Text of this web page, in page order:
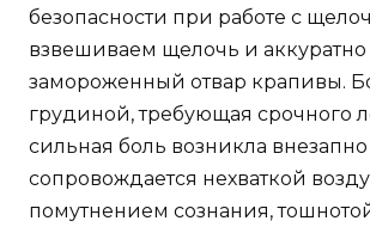
безопасности при работе с
взвешиваем щелочь и
замороженный отвар крапивы.
грудиной, требующая срочного
сильная боль возникла
сопровождается нехваткой
помутнением сознания,